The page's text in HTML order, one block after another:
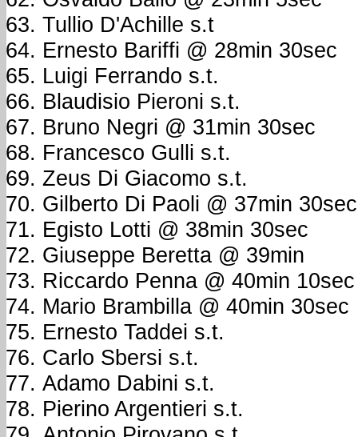
Tullio D'Achille s.t
Ernesto Bariffi @ 28min 30sec
Luigi Ferrando s.t.
Blaudisio Pieroni s.t.
Bruno Negri @ 31min 30sec
Francesco Gulli s.t.
Zeus Di Giacomo s.t.
Gilberto Di Paoli @ 37min 30sec
Egisto Lotti @ 38min 30sec
Giuseppe Beretta @ 39min
Riccardo Penna @ 40min 10sec
Mario Brambilla @ 40min 30sec
Ernesto Taddei s.t.
Carlo Sbersi s.t.
Adamo Dabini s.t.
Pierino Argentieri s.t.